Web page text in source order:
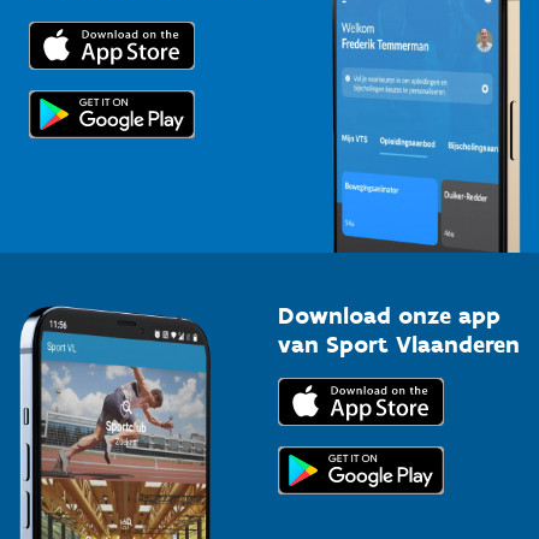
Trainers en begeleiders
Topsporters
Voor de pers
Download onze app
van Sport Vlaanderen